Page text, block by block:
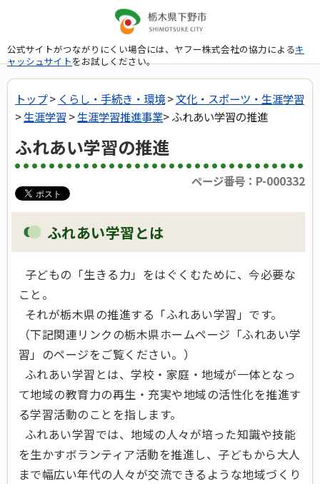
公式サイトがつながりにくい場合には、ヤフー株式会社の協力によるキ
ャッシュサイトをお試しください。
トップ> くらし・手続き・環境>文化・スポーツ・生涯学習
>生涯学習 >生涯学習推進事業> ふれあい学習の推進
ふれあい学習の推進
ページ番号：P-000332
ふれあい学習とは
子どもの「生きる力」をはぐくむために、今必要な
こと。
それが栃木県の推進する「ふれあい学習」です。
（下記関連リンクの栃木県ホームページ「ふれあい学
習」のページをご覧ください。）
ふれあい学習とは、学校・家庭・地域が一体となっ
て地域の教育力の再生・充実や地域の活性化を推進す
る学習活動のことを指します。
ふれあい学習では、地域の人々が培った知識や技能
を生かすボランティア活動を推進し、子どもから大人
まで幅広い年代の人々が交流できるような地域づくり